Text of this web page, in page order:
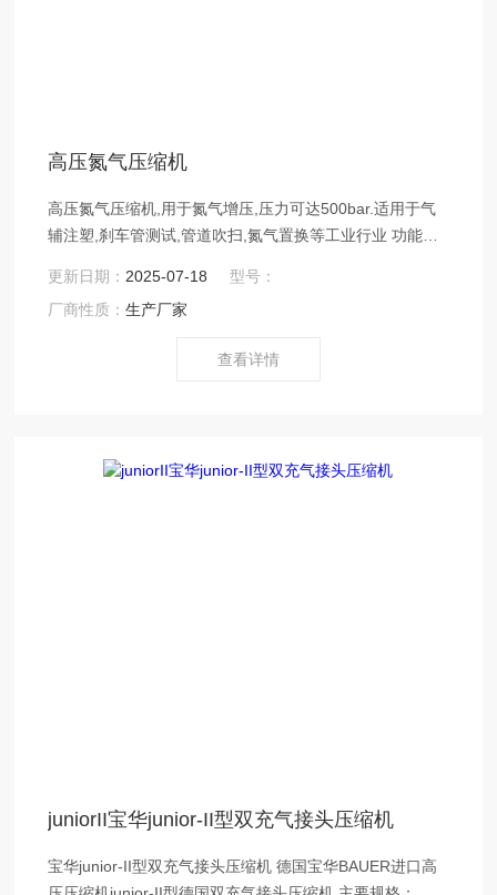
高压氮气压缩机
高压氮气压缩机,用于氮气增压,压力可达500bar.适用于气
辅注塑,刹车管测试,管道吹扫,氮气置换等工业行业 功能：
力显示 4、三重超滤系统 5、运行计数器 6、配氮气进气系
统
更新日期： 2025-07-18
型号：
厂商性质：生产厂家
查看详情
juniorII宝华junior-II型双充气接头压缩机
宝华junior-II型双充气接头压缩机 德国宝华BAUER进口高